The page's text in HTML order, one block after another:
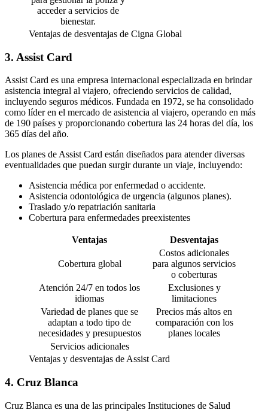
acceder a servicios de
bienestar.
Ventajas de desventajas de Cigna Global
3. Assist Card
Assist Card es una empresa internacional especializada en brindar
asistencia integral al viajero, ofreciendo servicios de calidad,
incluyendo seguros médicos. Fundada en 1972, se ha consolidado
como líder en el mercado de asistencia al viajero, operando en más
de 190 países y proporcionando cobertura las 24 horas del día, los
365 días del año.
Los planes de Assist Card están diseñados para atender diversas
eventualidades que puedan surgir durante un viaje, incluyendo:
Asistencia médica por enfermedad o accidente.
Asistencia odontológica de urgencia (algunos planes).
Traslado y/o repatriación sanitaria
Cobertura para enfermedades preexistentes
Ventajas Desventajas
Cobertura global
Costos adicionales
para algunos servicios
o coberturas
Atención 24/7 en todos los
idiomas
Exclusiones y
limitaciones
Variedad de planes que se
adaptan a todo tipo de
necesidades y presupuestos
Precios más altos en
comparación con los
planes locales
Servicios adicionales
Ventajas y desventajas de Assist Card
4. Cruz Blanca
Cruz Blanca es una de las principales Instituciones de Salud